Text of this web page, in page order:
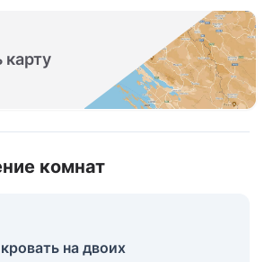
комнат
на двоих